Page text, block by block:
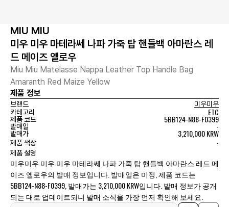
MIU MIU
미우 미우 마테라쎄 나파 가죽 탑 핸들백 아마란스 레
드 메이즈 옐로우
Miu Miu Matelasse Nappa Leather Top Handle Bag
Amaranth Red Maize Yellow
제품 정보
브랜드
미우미우
카테고리
ETC
제품 코드 5BB124-N88-F0399
발매일 -
발매가 3,210,000 KRW
제품 색상 -
제품 설명
미우미우 미우 미우 마테라쎄 나파 가죽 탑 핸들백 아마란스 레드 메
이즈 옐로우의 발매 정보입니다. 발매일은 미정, 제품 코드는
5BB124-N88-F0399, 발매가는 3,210,000 KRW입니다. 발매 정보가 공개
되는 대로 업데이트되니 발매 소식을 가장 먼저 확인해 보세요.